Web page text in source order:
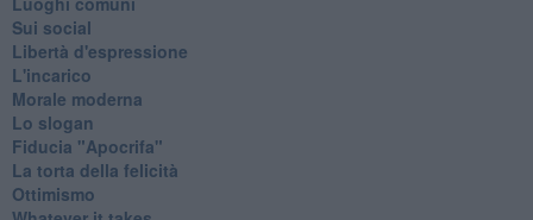
Sui social
Libertà d'espressione
L'incarico
Morale moderna
Lo slogan
Fiducia "Apocrifa"
La torta della felicità
Ottimismo